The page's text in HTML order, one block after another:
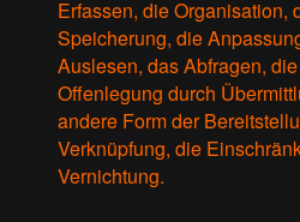
Erfassen, die Organisation,
Speicherung, die
Auslesen, das Abfragen,
Offenlegung durch
andere Form der
Verknüpfung, die
Vernichtung.